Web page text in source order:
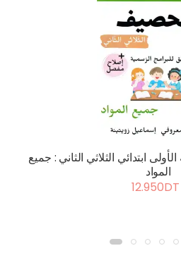
ابتدائي الثلاثي الثاني : جميع
المواد
12.950DT